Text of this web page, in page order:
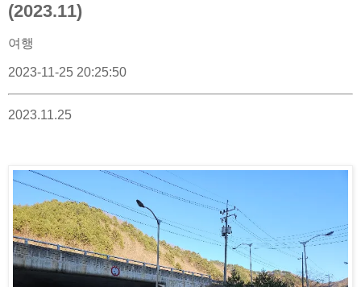
(2023.11)
여행
2023-11-25 20:25:50
2023.11.25